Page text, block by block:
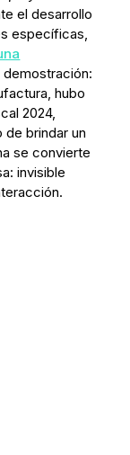
el desarrollo
específicas,
demostración:
hubo
2024,
de brindar un
se convierte
invisible